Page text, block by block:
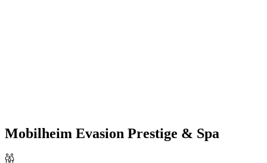
Mobilheim Evasion Prestige & Spa